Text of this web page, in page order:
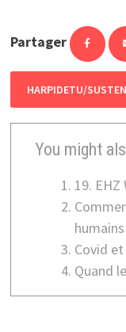
Partager
HARPIDETU/
You might
19. EHZ
Covid
Quand